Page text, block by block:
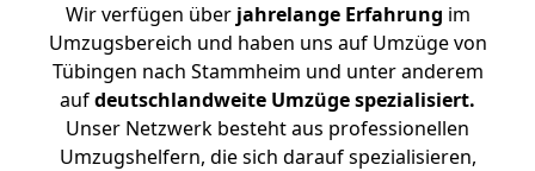
Wir verfügen überjahrelange Erfahrung im
Umzugsbereich und haben uns auf Umzüge von
Tübingen nach Stammheim und unter anderem
aufdeutschlandweite Umzüge spezialisiert.
Unser Netzwerk besteht aus professionellen
Umzugshelfern, die sich darauf spezialisieren,